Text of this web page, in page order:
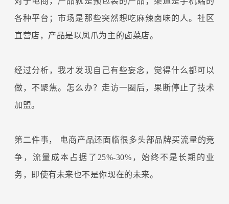
各种平台；市场是那些突然想吃麻辣卤味的人。社区
直营店，产品是以凤爪为主的卤菜店。
经过分析，我才发现自己有些妄念，觉得什么都可以
做，不聚焦。怎么办？走访一圈后，果断停止了技术
加盟。
第二件事，
电商产品还面临很多头部品牌买流量的竞
争，流量成本占据了25%-30%，始终不是长期的业
务，即使有未来也不是你现在的未来。